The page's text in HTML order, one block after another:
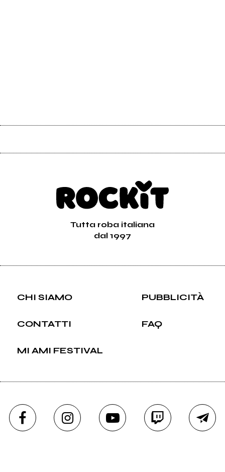
Tutta roba italiana
dal 1997
CHI SIAMO PUBBLICITÀ
CONTATTI FAQ
MI AMI FESTIVAL